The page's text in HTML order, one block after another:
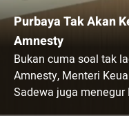
Purbaya Tak Akan
Amnesty
Bukan cuma soal tak
Amnesty, Menteri
Sadewa juga